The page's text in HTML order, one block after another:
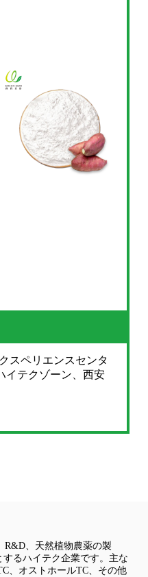
スペリエンスセンタ
イテクゾーン、西安
R&D、天然植物農薬の製
るハイテク企業です。主な
、オストホールTC、その他